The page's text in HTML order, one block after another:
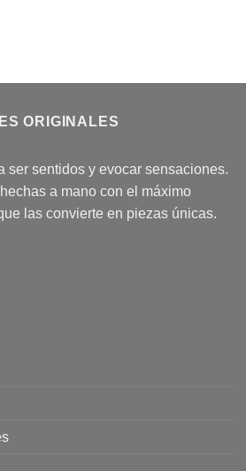
ORIGINALES
ser sentidos y evocar sensaciones.
a mano con el máximo
las convierte en piezas únicas.